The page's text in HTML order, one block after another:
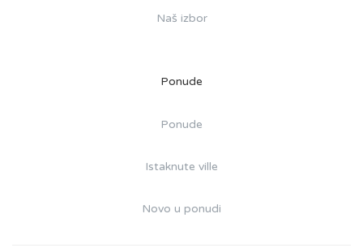
Naš izbor
Ponude
Ponude
Istaknute ville
Novo u ponudi